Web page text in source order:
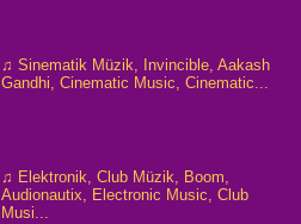
♫ Sinematik Müzik, Invincible, Aakash
Gandhi, Cinematic Music, Cinematic...
♫ Elektronik, Club Müzik, Boom,
Audionautix, Electronic Music, Club
Musi...